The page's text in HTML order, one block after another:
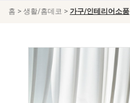
홈 > 생활/홈데코 > 가구/인테리어소품